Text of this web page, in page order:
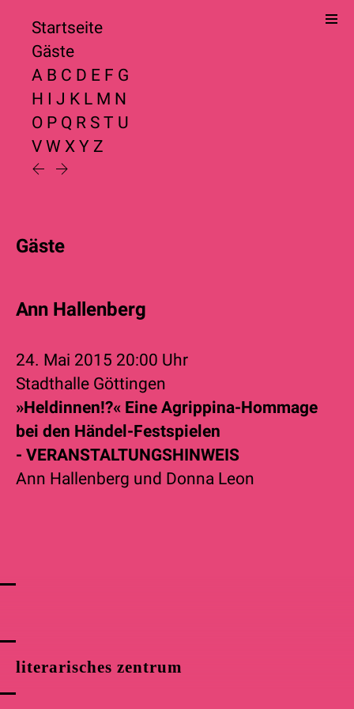
literarisches zentrum
Startseite
Gäste
A B C D E F G
H I J K L M N
O P Q R S T U
V W X Y Z
Gäste
Ann Hallenberg
24. Mai 2015 20:00 Uhr
Stadthalle Göttingen
»Heldinnen!?« Eine Agrippina-Hommage
bei den Händel-Festspielen
- VERANSTALTUNGSHINWEIS
Ann Hallenberg und Donna Leon